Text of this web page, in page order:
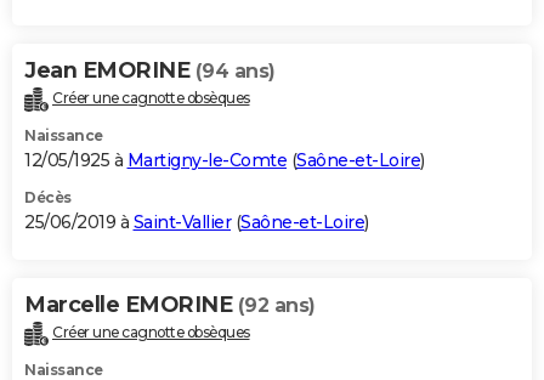
Jean EMORINE (94 ans)
Créer une cagnotte obsèques
Naissance
12/05/1925 à Martigny-le-Comte (Saône-et-Loire)
Décès
25/06/2019 à Saint-Vallier(Saône-et-Loire)
Marcelle EMORINE (92 ans)
Créer une cagnotte obsèques
Naissance